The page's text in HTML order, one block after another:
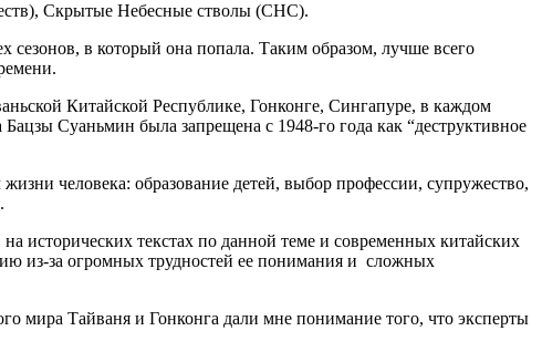
Скрытые Небесные стволы (СНС).
в который она попала. Таким образом, лучше всего
Китайской Республике, Гонконге, Сингапуре, в каждом
Суаньмин была запрещена с 1948-го года как “деструктивное
человека: образование детей, выбор профессии, супружество,
исторических текстах по данной теме и современных китайских
из-за огромных трудностей ее понимания и сложных
мира Тайваня и Гонконга дали мне понимание того, что эксперты